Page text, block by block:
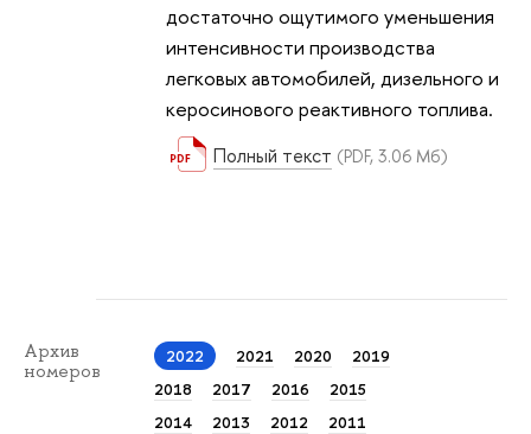
достаточно ощутимого уменьшения
интенсивности производства
легковых автомобилей, дизельного и
керосинового реактивного топлива.
Полный текст (PDF, 3.06 Мб)
Архив
номеров
2022 2021 2020
2019
2018
2017 2016
2015
2014
2013 2012
2011